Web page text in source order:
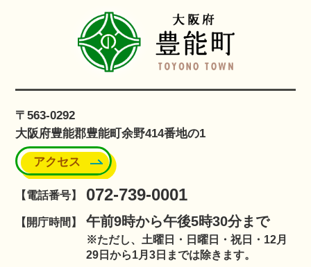
〒563-0292
大阪府豊能郡豊能町余野414番地の1
アクセス
【電話番号】 072-739-0001
【開庁時間】 午前9時から午後5時30分まで
※ただし、土曜日・日曜日・祝日・12月
29日から1月3日までは除きます。